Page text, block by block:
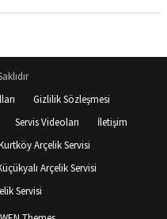
Gizlilik Sözleşmesi
Servis Videoları
İletişim
Arçelik Servisi
Arçelik Servisi
Servisi